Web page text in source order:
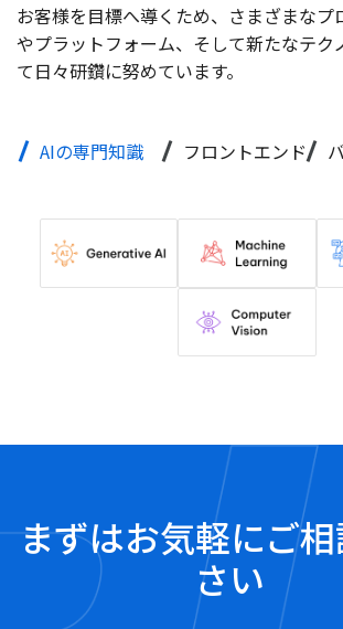
お客様を目標へ導くため、さまざまなプ
やプラットフォーム、そして新たなテク
て日々研鑽に努めています。
AIの専門知識 フロントエンド
まずはお気軽にご
さい